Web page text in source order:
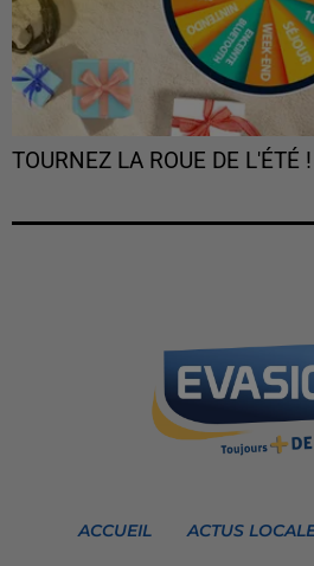
TOURNEZ LA ROUE DE L'ÉTÉ !
ACCUEIL ACTUS